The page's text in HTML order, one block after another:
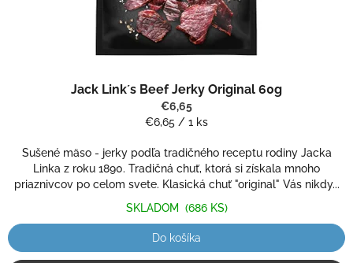
hodnotenie
produktu
je
z
5
hviezdičiek.
Jack Link´s Beef Jerky Original 60g
€6,65
Jednotková
€6,65 / 1 ks
Sušené mäso - jerky podľa tradičného receptu rodiny Jacka
Linka z roku 1890. Tradičná chuť, ktorá si získala mnoho
priaznivcov po celom svete. Klasická chuť "original" Vás nikdy...
SKLADOM (686 KS)
Do košíka